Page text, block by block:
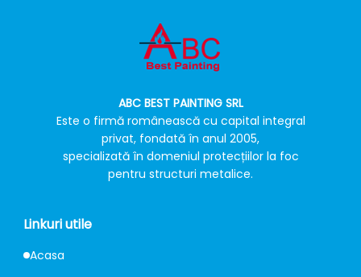
ABC BEST PAINTING SRL
Este o firmă românească cu capital integral
privat, fondată în anul 2005,
specializată în domeniul protecțiilor la foc
pentru structuri metalice.
Linkuri utile
Acasa